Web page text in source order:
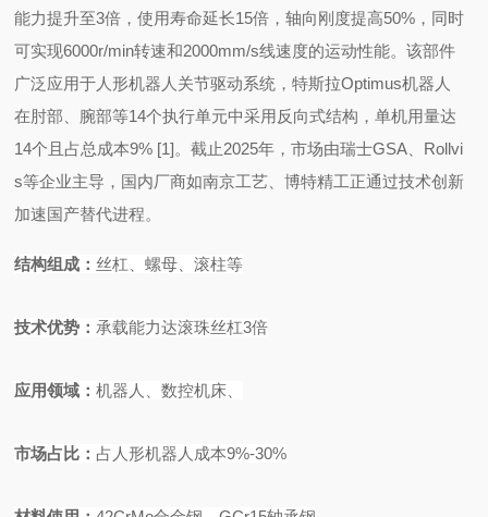
能力提升至3倍，使用寿命延长15倍，轴向刚度提高50%，同时
可实现6000r/min转速和2000mm/s线速度的运动性能。该部件
广泛应用于人形机器人关节驱动系统，特斯拉Optimus机器人
在肘部、腕部等14个执行单元中采用反向式结构，单机用量达
14个且占总成本9% [1]。截止2025年，市场由瑞士GSA、Rollvi
s等企业主导，国内厂商如南京工艺、博特精工正通过技术创新
加速国产替代进程。
结构组成 ：丝杠、螺母、滚柱等
技术优势 ： 承载能力达滚珠丝杠3倍
应用领域 ：机器人、数控机床、
市场占比 ： 占人形机器人成本9%-30%